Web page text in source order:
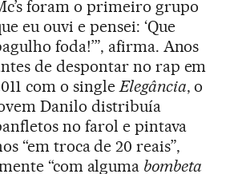
foram o primeiro grupo
eu ouvi e pensei: ‘Que
foda!’”, afirma. Anos
de despontar no rap em
com o singleElegância, o
Danilo distribuía
no farol e pintava
“em troca de 20 reais”,
“com alguma bombeta